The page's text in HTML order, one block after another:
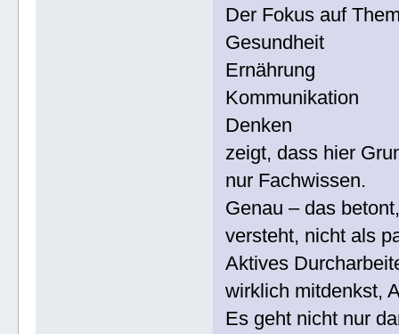
Der Fokus auf
Gesundheit
Ernährung
Kommunikation
Denken
zeigt, dass hier
nur Fachwissen.
Genau – das
versteht, nicht als
Aktives
wirklich mitdenkst,
Es geht nicht nur